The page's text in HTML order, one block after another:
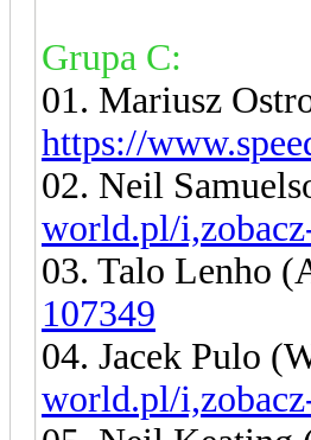
Grupa C:
01. Mariusz
https://
02. Neil
world.pl/
03. Talo Lenho
107349
04. Jacek Pulo
world.pl/